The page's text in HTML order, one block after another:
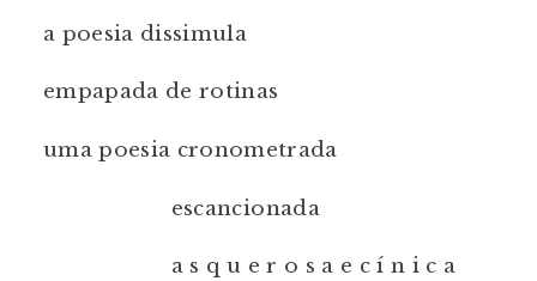
a poesia dissimula
empapada de rotinas
uma poesia cronometrada
escancionada
a s q u e r o s a e c í n i c a